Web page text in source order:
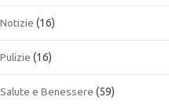
Notizie (16)
Pulizie (16)
Salute e Benessere (59)